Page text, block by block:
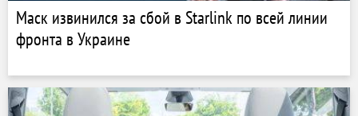
Маск извинился за сбой в Starlink по всей линии
фронта в Украине